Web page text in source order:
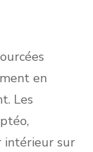
en
Les
intérieur sur